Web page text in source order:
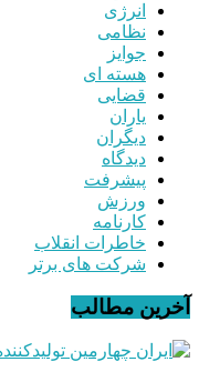
انرژی
نظامی
جوایز
هسته ای
قضایی
یاران
دیگران
دیدگاه
پیشرفت
ورزش
کارنامه
خاطرات انقلاب
شرکت های برتر
آخرین مطالب